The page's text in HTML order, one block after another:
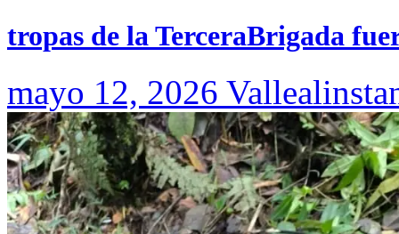
tropas de la TerceraBrigada
mayo 12, 2026